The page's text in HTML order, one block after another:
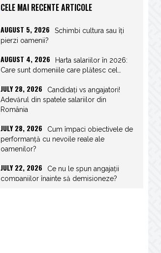
CELE MAI RECENTE ARTICOLE
AUGUST 5, 2026
Schimbi cultura sau îți
pierzi oamenii?
AUGUST 4, 2026
Harta salariilor în 2026:
Care sunt domeniile care plătesc cel…
JULY 28, 2026
Candidați vs angajatori!
Adevărul din spatele salariilor din
România
JULY 28, 2026
Cum împaci obiectivele de
performanță cu nevoile reale ale
oamenilor?
JULY 22, 2026
Ce nu le spun angajații
companiilor înainte să demisioneze?